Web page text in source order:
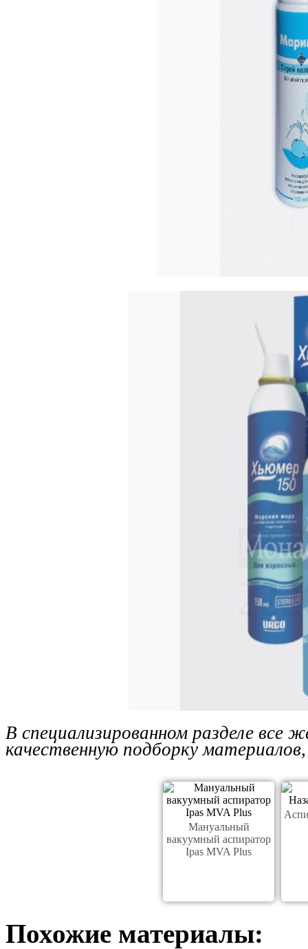
В специализированном разделе
качественную подборку
Мануальный
вакуумный аспиратор
Ipas MVA Plus
Похожие материалы: